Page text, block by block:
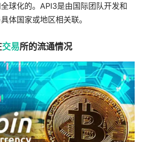
球化的。API3是由国际团队开发和
体国家或地区相关联。
交易所的流通情况